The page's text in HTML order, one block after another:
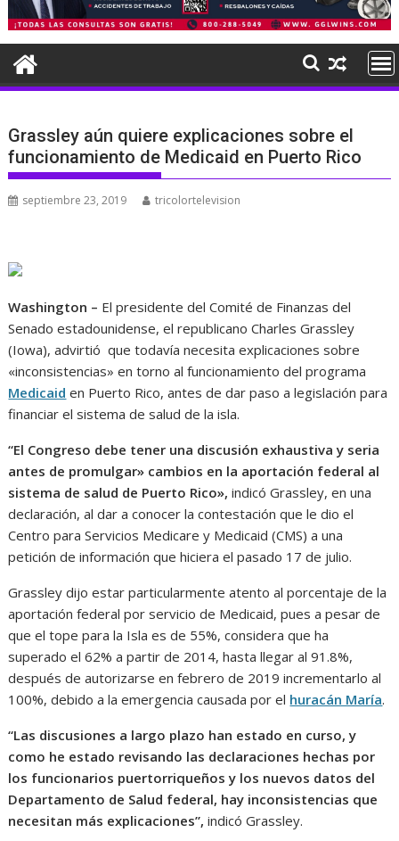
Grassley aún quiere explicaciones sobre el
funcionamiento de Medicaid en Puerto Rico
septiembre 23, 2019 tricolortelevision
Washington – El presidente del Comité de Finanzas del
Senado estadounidense, el republicano Charles Grassley
(Iowa), advirtió que todavía necesita explicaciones sobre
«inconsistencias» en torno al funcionamiento del programa
Medicaid en Puerto Rico, antes de dar paso a legislación para
financiar el sistema de salud de la isla.
“El Congreso debe tener una discusión exhaustiva y seria
antes de promulgar» cambios en la aportación federal al
sistema de salud de Puerto Rico», indicó Grassley, en una
declaración, al dar a conocer la contestación que le dio el
Centro para Servicios Medicare y Medicaid (CMS) a una
petición de información que hiciera el pasado 17 de julio.
Grassley dijo estar particularmente atento al porcentaje de la
aportación federal por servicio de Medicaid, pues a pesar de
que el tope para la Isla es de 55%, considera que ha
superado el 62% a partir de 2014, hasta llegar al 91.8%,
después de autorizarse en febrero de 2019 incrementarlo al
100%, debido a la emergencia causada por el huracán María.
“Las discusiones a largo plazo han estado en curso, y
como he estado revisando las declaraciones hechas por
los funcionarios puertorriqueños y los nuevos datos del
Departamento de Salud federal, hay inconsistencias que
necesitan más explicaciones”,indicó Grassley.